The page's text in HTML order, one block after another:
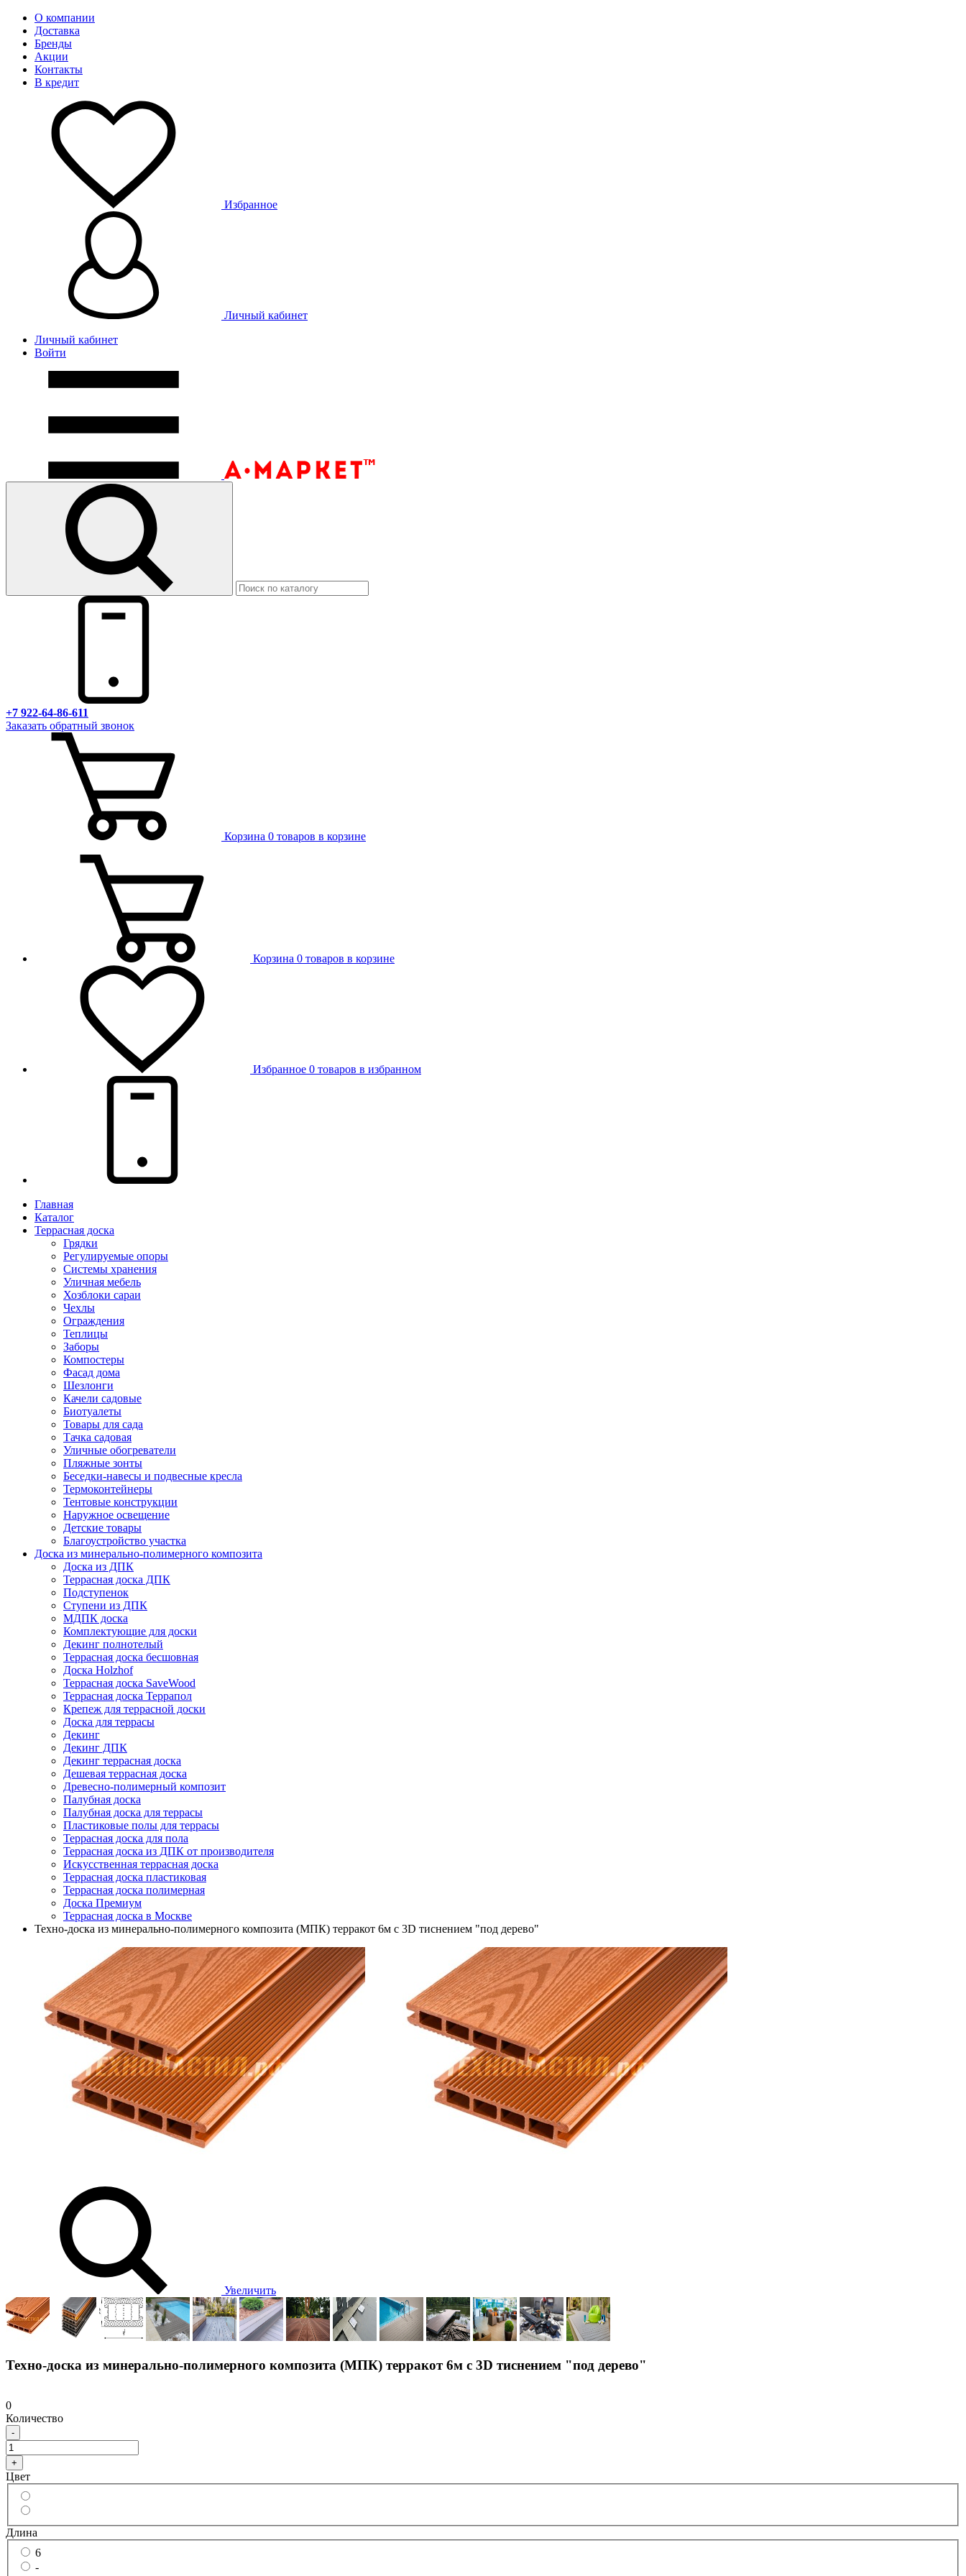
О компании
Доставка
Бренды
Акции
Контакты
В кредит
Избранное
Личный кабинет
Личный кабинет
Войти
+7 922-64-86-611
Заказать обратный звонок
Корзина 0 товаров в корзине
Корзина 0 товаров в корзине
Избранное 0 товаров в избранном
Главная
Каталог
Террасная доска
Грядки
Регулируемые опоры
Системы хранения
Уличная мебель
Хозблоки сараи
Чехлы
Ограждения
Теплицы
Заборы
Компостеры
Фасад дома
Шезлонги
Качели садовые
Биотуалеты
Товары для сада
Тачка садовая
Уличные обогреватели
Пляжные зонты
Беседки-навесы и подвесные кресла
Термоконтейнеры
Тентовые конструкции
Наружное освещение
Детские товары
Благоустройство участка
Доска из минерально-полимерного композита
Доска из ДПК
Террасная доска ДПК
Подступенок
Ступени из ДПК
МДПК доска
Комплектующие для доски
Декинг полнотелый
Террасная доска бесшовная
Доска Holzhof
Террасная доска SaveWood
Террасная доска Террапол
Крепеж для террасной доски
Доска для террасы
Декинг
Декинг ДПК
Декинг террасная доска
Дешевая террасная доска
Древесно-полимерный композит
Палубная доска
Палубная доска для террасы
Пластиковые полы для террасы
Террасная доска для пола
Террасная доска из ДПК от производителя
Искусственная террасная доска
Террасная доска пластиковая
Террасная доска полимерная
Доска Премиум
Террасная доска в Москве
Техно-доска из минерально-полимерного композита (МПК) терракот 6м с 3D тиснением "под дерево"
Увеличить
Техно-доска из минерально-полимерного композита (МПК) терракот 6м с 3D тиснением "под дерево"
0
Количество
-
+
Цвет
Длина
6
-